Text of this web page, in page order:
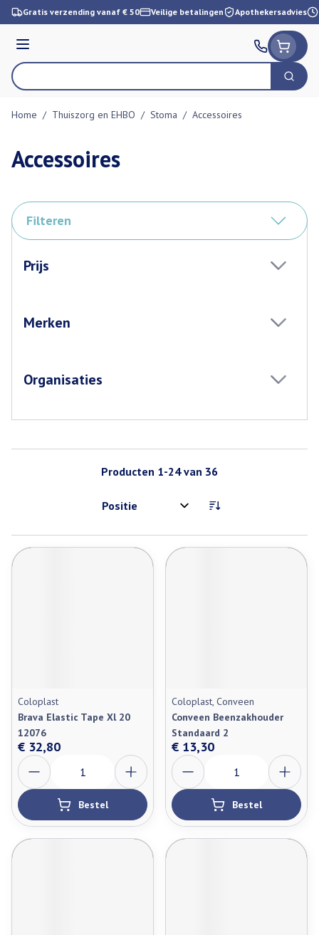
Ga naar de inhoud
Gratis verzending vanaf € 50 Veilige betalingen Apothekersadvies
Menu
Product, merk, categorie... Zoek
Home / Thuiszorg en EHBO / Stoma / Accessoires
Accessoires
Filteren
Prijs
Merken
Organisaties
Producten 1-24van 36
Sorteer op:
Coloplast
Brava Elastic Tape Xl 20
12076
€ 32,80
Aantal
Bestel
Coloplast, Conveen
Conveen Beenzakhouder
Standaard 2
€ 13,30
Aantal
Bestel